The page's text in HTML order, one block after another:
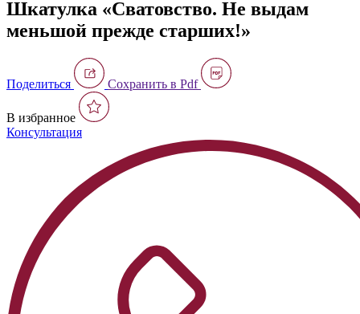
Шкатулка «Сватовство. Не выдам
меньшой прежде старших!»
Поделиться Сохранить в Pdf
В избранное
Консультация